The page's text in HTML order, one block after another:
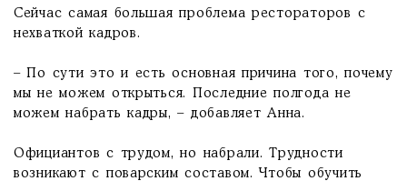
Сейчас самая большая проблема рестораторов с
нехваткой кадров.
– По сути это и есть основная причина того, почему
мы не можем открыться. Последние полгода не
можем набрать кадры, – добавляет Анна.
Официантов с трудом, но набрали. Трудности
возникают с поварским составом. Чтобы обучить